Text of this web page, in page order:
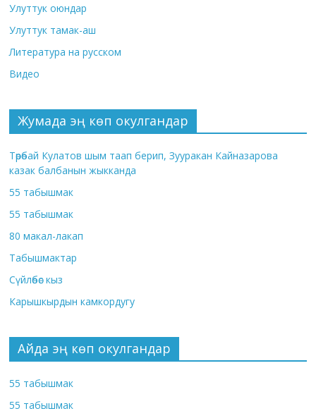
Улуттук оюндар
Улуттук тамак-аш
Литература на русском
Видео
Жумада эң көп окулгандар
Төрөбай Кулатов шым таап берип, Зууракан Кайназарова
казак балбанын жыкканда
55 табышмак
55 табышмак
80 макал-лакап
Табышмактар
Сүйлөбөс кыз
Карышкырдын камкордугу
Айда эң көп окулгандар
55 табышмак
55 табышмак